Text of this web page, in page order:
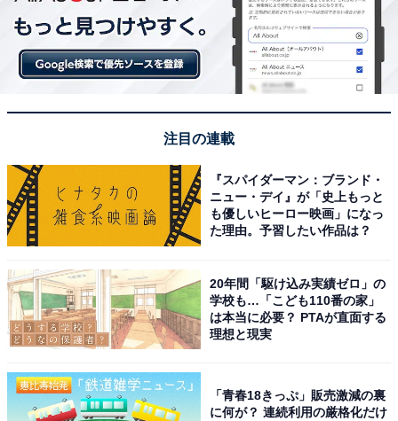
注目の連載
『スパイダーマン：ブランド・
ニュー・デイ』が「史上もっと
も優しいヒーロー映画」になっ
た理由。予習したい作品は？
20年間「駆け込み実績ゼロ」の
学校も…「こども110番の家」
は本当に必要？ PTAが直面する
理想と現実
「青春18きっぷ」販売激減の裏
に何が？ 連続利用の厳格化だけ